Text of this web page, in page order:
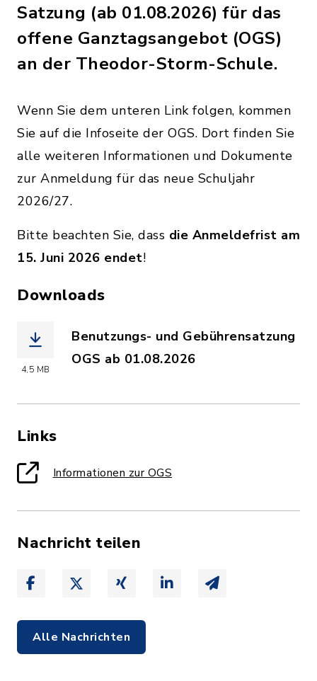
Satzung (ab 01.08.2026) für das
offene Ganztagsangebot (OGS)
an der Theodor-Storm-Schule.
Wenn Sie dem unteren Link folgen, kommen
Sie auf die Infoseite der OGS. Dort finden Sie
alle weiteren Informationen und Dokumente
zur Anmeldung für das neue Schuljahr
2026/27.
Bitte beachten Sie, dass die Anmeldefrist am
15. Juni 2026 endet!
Downloads
4,5 MB
Benutzungs- und Gebührensatzung
OGS ab 01.08.2026
Links
Informationen zur OGS
Nachricht teilen
Alle Nachrichten